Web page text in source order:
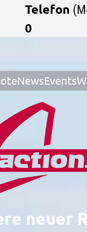
Telefon
0
NewsEvents
neuer